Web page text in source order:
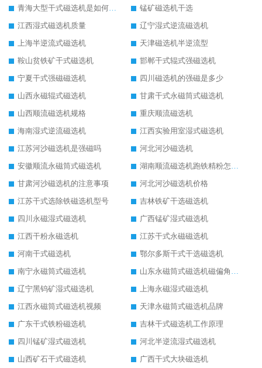
青海大型干式磁选机是如何选矿的
锰矿磁选机干选
江西湿式磁选机质量
辽宁湿式逆流磁选机
上海半逆流式磁选机
天津磁选机半逆流型
鞍山贫铁矿干式磁选机
邯郸干式辊式强磁选机
宁夏干式强磁磁选机
四川磁选机的强磁是多少
山西永磁辊式磁选机
甘肃干式永磁筒式磁选机
山西顺流磁选机规格
重庆顺流磁选机
海南湿式逆流磁选机
江西实验用室湿式磁选机
江苏河沙磁选机是强磁吗
河北河沙磁选机
安徽顺流永磁筒式磁选机
湖南顺流磁选机跑铁精粉怎么处理
甘肃河沙磁选机的注意事项
河北河沙磁选机价格
江苏干式选除铁磁选机型号
吉林铁矿干选磁选机
四川永磁湿式磁选机
广西锰矿湿式磁选机
江西干粉永磁选机
江苏干式永磁磁选机
河南干式磁选机
鄂尔多斯干式干选磁选机
南宁永磁筒式磁选机
山东永磁筒式磁选机磁偏角怎么调整
辽宁黑钨矿湿式磁选机
上海永磁湿式磁选机
江西永磁筒式磁选机视频
天津永磁筒式磁选机品牌
广东干式铁粉磁选机
吉林干式磁选机工作原理
四川锰矿湿式磁选机
河北半逆流湿式磁选机
山西矿石干式磁选机
广西干式大块磁选机